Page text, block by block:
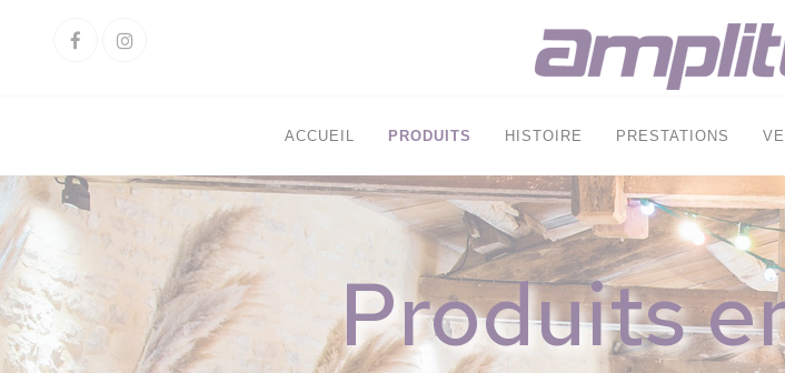
FacebookInstagram
ACCUEIL PRODUITS HISTOIRE PRESTATIONS
Produits